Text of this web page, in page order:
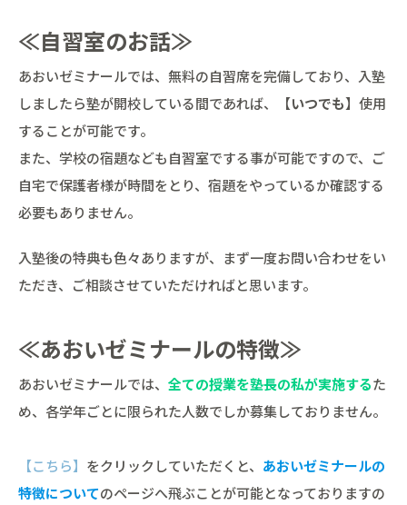
≪自習室のお話≫
あおいゼミナールでは、無料の自習席を完備しており、入塾
しましたら塾が開校している間であれば、【いつでも】使用
することが可能です。
また、学校の宿題なども自習室でする事が可能ですので、ご
自宅で保護者様が時間をとり、宿題をやっているか確認する
必要もありません。
入塾後の特典も色々ありますが、まず一度お問い合わせをい
ただき、ご相談させていただければと思います。
≪あおいゼミナールの特徴≫
あおいゼミナールでは、 全ての授業を塾長の私が実施するた
め、各学年ごとに限られた人数でしか募集しておりません。
【こちら】 をクリックしていただくと、 あおいゼミナールの
特徴についてのページへ飛ぶことが可能となっておりますの